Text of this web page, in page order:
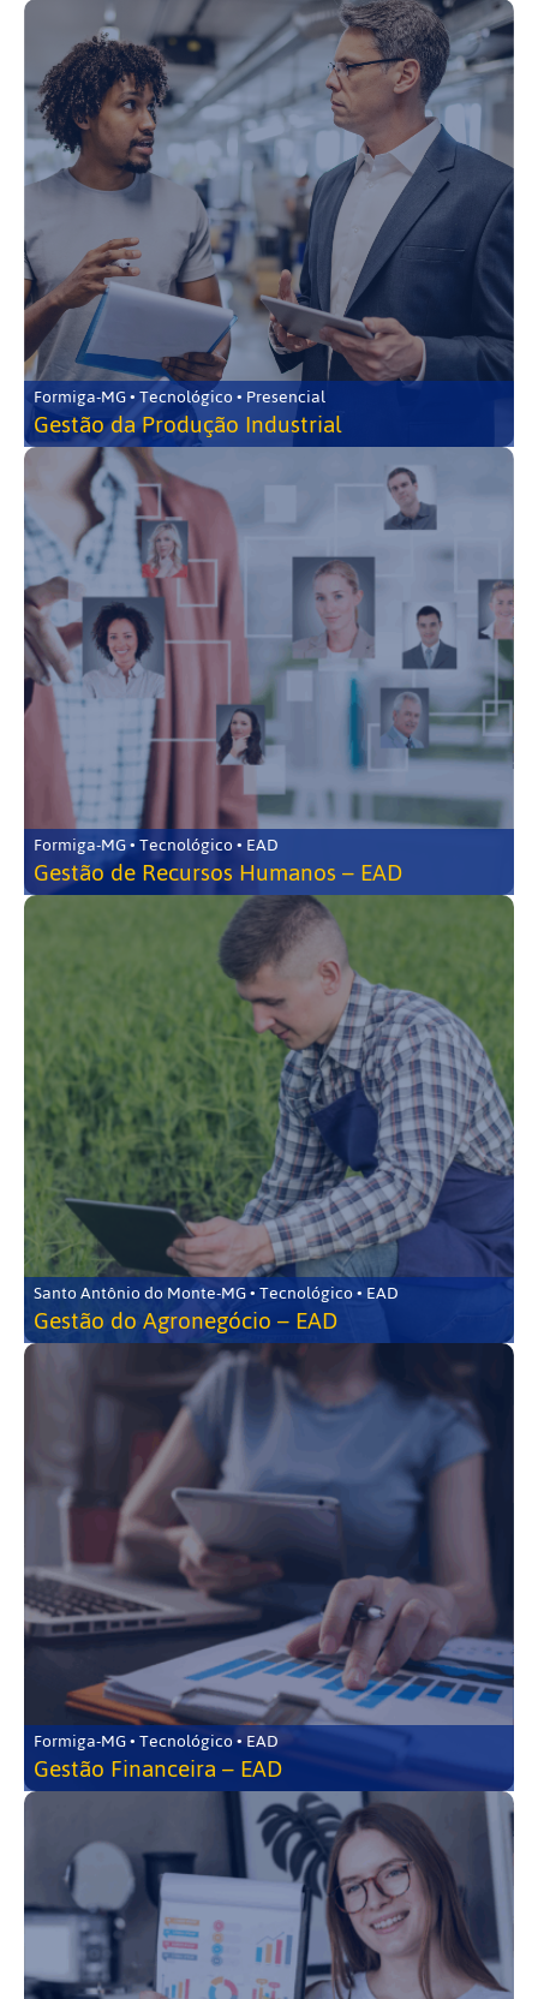
Formiga-MG • Tecnológico • Presencial
Gestão da Produção Industrial
Formiga-MG • Tecnológico • EAD
Gestão de Recursos Humanos – EAD
Santo Antônio do Monte-MG • Tecnológico • EAD
Gestão do Agronegócio – EAD
Formiga-MG • Tecnológico • EAD
Gestão Financeira – EAD